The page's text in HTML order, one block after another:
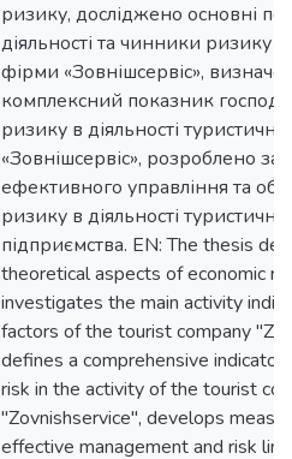
ризику, досліджено основні
діяльності та чинники ризику
фірми «Зовнішсервіс»,
комплексний показник
ризику в діяльності
«Зовнішсервіс», розроблено
ефективного управління та
ризику в діяльності
підприємства. EN: The thesis
theoretical aspects of economic
investigates the main activity
factors of the tourist company
defines a comprehensive indicator
risk in the activity of the tourist
"Zovnishservice", develops
effective management and risk